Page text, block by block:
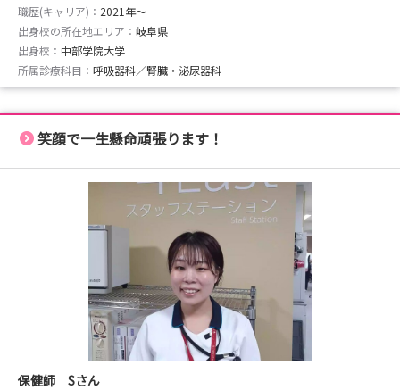
職歴(キャリア)： 2021年〜
出身校の所在地エリア： 岐阜県
出身校： 中部学院大学
所属診療科目： 呼吸器科／腎臓・泌尿器科
笑顔で一生懸命頑張ります！
保健師 Sさん